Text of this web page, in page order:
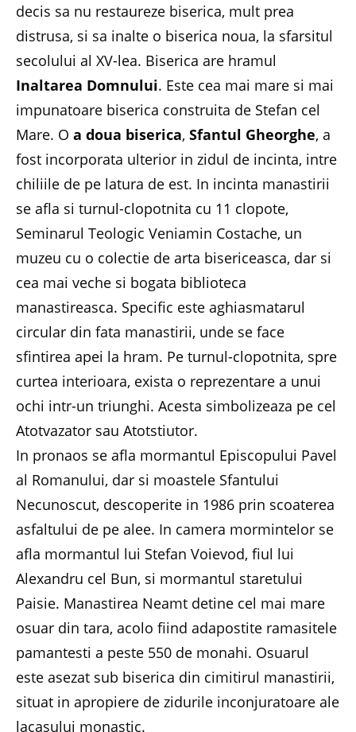
decis sa nu restaureze biserica, mult prea
distrusa, si sa inalte o biserica noua, la sfarsitul
secolului al XV-lea. Biserica are hramul
Inaltarea Domnului. Este cea mai mare si mai
impunatoare biserica construita de Stefan cel
Mare. O a doua biserica, Sfantul Gheorghe, a
fost incorporata ulterior in zidul de incinta, intre
chiliile de pe latura de est. In incinta manastirii
se afla si turnul-clopotnita cu 11 clopote,
Seminarul Teologic Veniamin Costache, un
muzeu cu o colectie de arta bisericeasca, dar si
cea mai veche si bogata biblioteca
manastireasca. Specific este aghiasmatarul
circular din fata manastirii, unde se face
sfintirea apei la hram. Pe turnul-clopotnita, spre
curtea interioara, exista o reprezentare a unui
ochi intr-un triunghi. Acesta simbolizeaza pe cel
Atotvazator sau Atotstiutor.
In pronaos se afla mormantul Episcopului Pavel
al Romanului, dar si moastele Sfantului
Necunoscut, descoperite in 1986 prin scoaterea
asfaltului de pe alee. In camera mormintelor se
afla mormantul lui Stefan Voievod, fiul lui
Alexandru cel Bun, si mormantul staretului
Paisie. Manastirea Neamt detine cel mai mare
osuar din tara, acolo fiind adapostite ramasitele
pamantesti a peste 550 de monahi. Osuarul
este asezat sub biserica din cimitirul manastirii,
situat in apropiere de zidurile inconjuratoare ale
lacasului monastic.